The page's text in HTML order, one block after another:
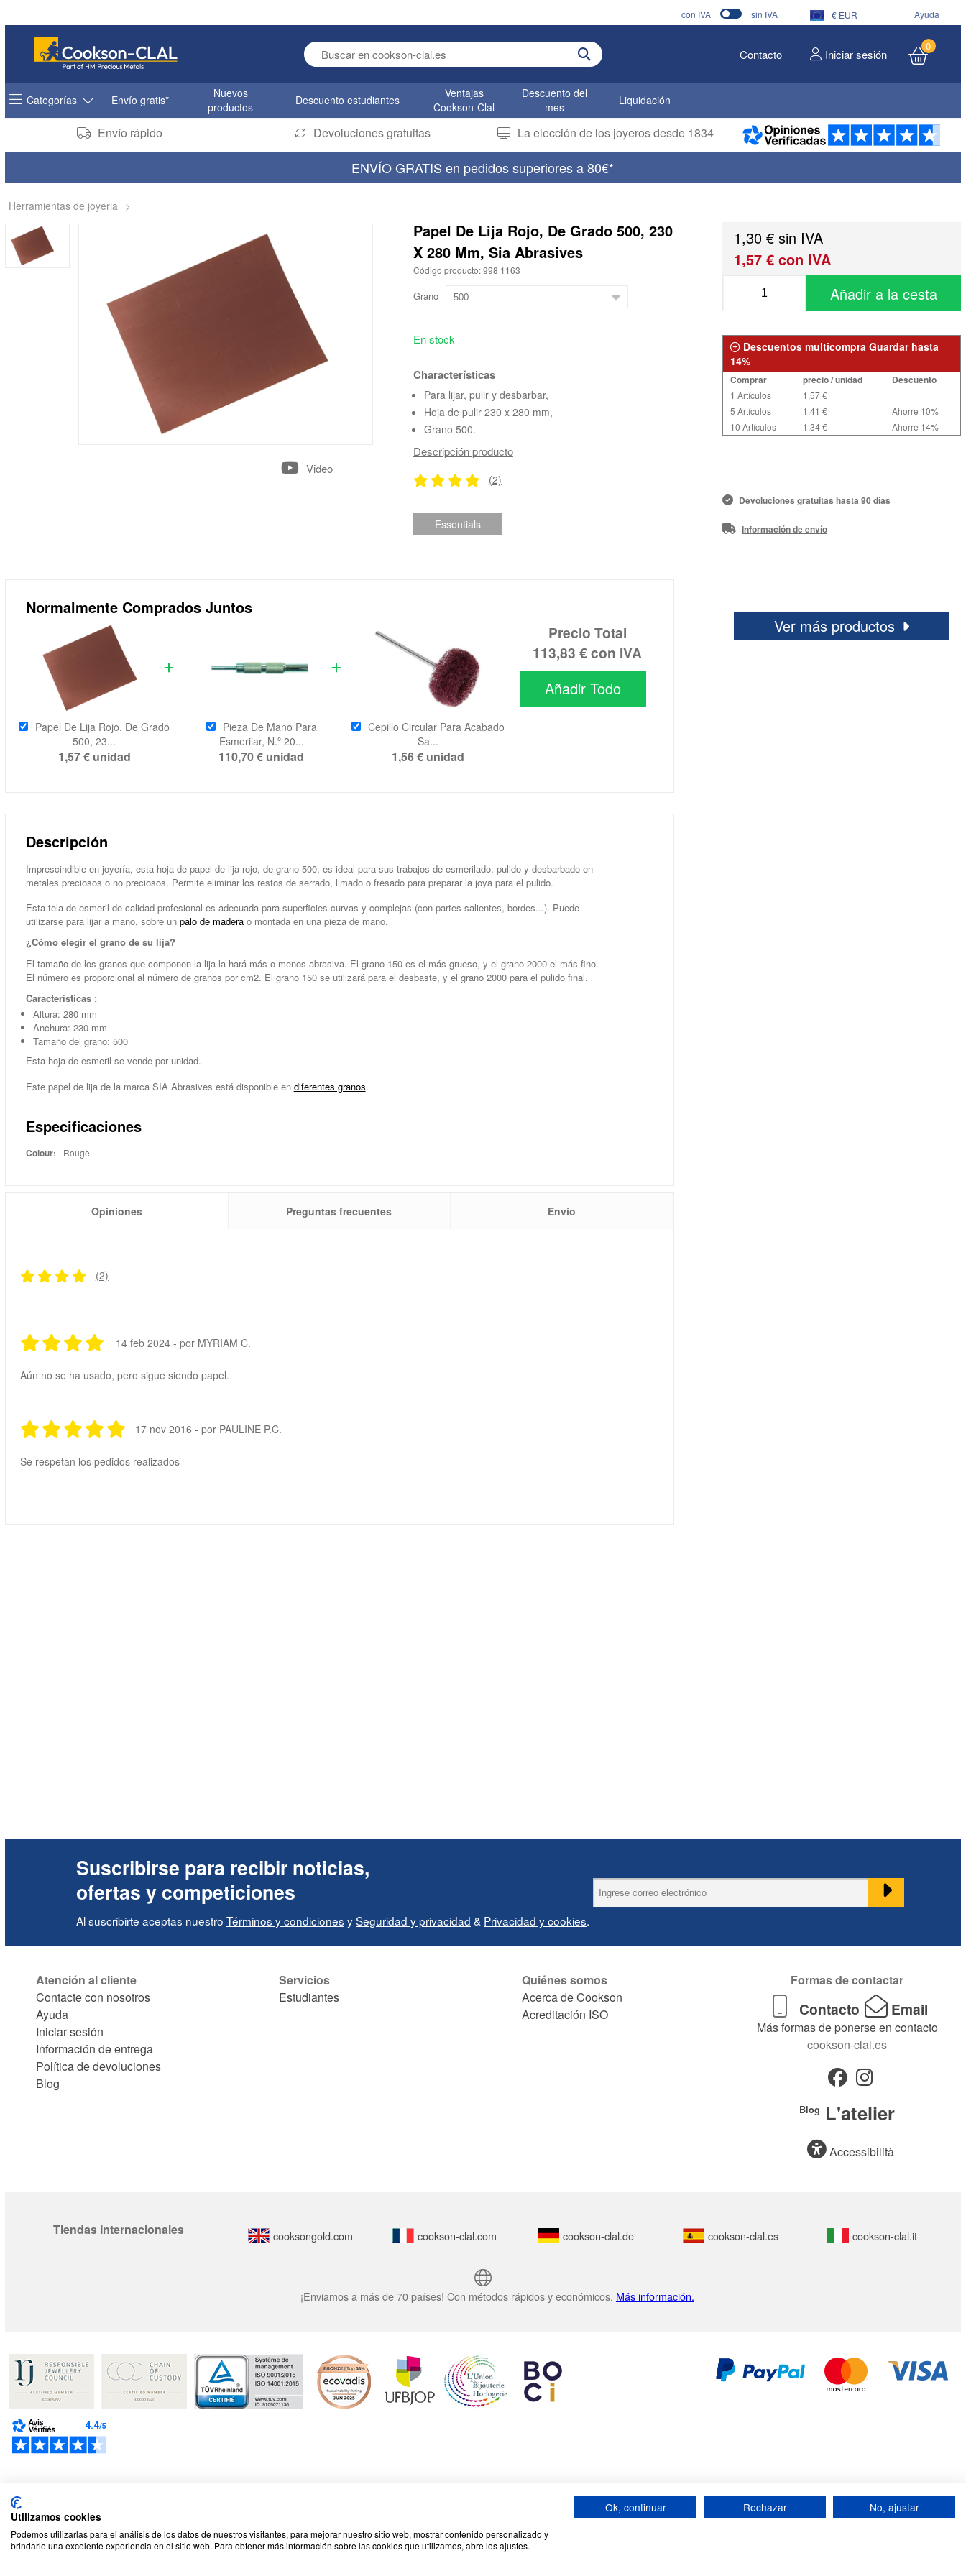
con IVA sin IVA € EUR Ayuda
Enter search term Contacto Iniciar sesión
0
Categorías Envío gratis*
Nuevos
productos
Descuento estudiantes
Ventajas
Cookson-Clal
Descuento del
mes
Liquidación
Envío rápido Devoluciones gratuitas La elección de los joyeros desde 1834
ENVÍO GRATIS en pedidos superiores a 80€*
Herramientas de joyeria >
Video
Papel De Lija Rojo, De Grado 500, 230
X 280 Mm, Sia Abrasives
Código producto: 998 1163
Grano
En stock
Characterísticas
Para lijar, pulir y desbarbar,
Hoja de pulir 230 x 280 mm,
Grano 500.
Descripción producto
(2)
Essentials
1,30 € sin IVA
1,57 € con IVA
Añadir a la cesta
Descuentos multicompra Guardar hasta
14%
Comprar precio / unidad Descuento
1 Artículos
1,57 €
5 Artículos
1,41 €
Ahorre 10%
10 Artículos
1,34 € Ahorre 14%
Devoluciones gratuitas hasta 90 días
Información de envío
Ver más productos
Normalmente Comprados Juntos
Papel De Lija Rojo, De Grado
500, 23...
1,57 € unidad
Pieza De Mano Para
Esmerilar, N.º 20...
110,70 € unidad
Cepillo Circular Para Acabado
Sa...
1,56 € unidad
Precio Total
113,83 €con IVA
Añadir Todo
Descripción
Imprescindible en joyería, esta hoja de papel de lija rojo, de grano 500, es ideal para sus trabajos de esmerilado, pulido y desbarbado en
metales preciosos o no preciosos. Permite eliminar los restos de serrado, limado o fresado para preparar la joya para el pulido.
Esta tela de esmeril de calidad profesional es adecuada para superficies curvas y complejas (con partes salientes, bordes...). Puede
utilizarse para lijar a mano, sobre un palo de maderao montada en una pieza de mano.
¿Cómo elegir el grano de su lija?
El tamaño de los granos que componen la lija la hará más o menos abrasiva. El grano 150 es el más grueso, y el grano 2000 el más fino.
El número es proporcional al número de granos por cm2. El grano 150 se utilizará para el desbaste, y el grano 2000 para el pulido final.
Características :
Altura: 280 mm
Anchura: 230 mm
Tamaño del grano: 500
Esta hoja de esmeril se vende por unidad.
Este papel de lija de la marca SIA Abrasives está disponible en diferentes granos.
Especificaciones
Colour: Rouge
Opiniones Preguntas frecuentes Envío
(2)
14 feb 2024 - por MYRIAM C.
Aún no se ha usado, pero sigue siendo papel.
17 nov 2016 - por PAULINE P.C.
Se respetan los pedidos realizados
Suscribirse para recibir noticias,
ofertas y competiciones
Al suscribirte aceptas nuestro Términos y condiciones ySeguridad y privacidad & Privacidad y cookies.
Formas de contactar
Contacto Email
Más formas de ponerse en contacto
cookson-clal.es
Blog L'atelier
Accessibilità
Atención al cliente
Contacte con nosotros
Ayuda
Iniciar sesión
Información de entrega
Política de devoluciones
Blog
Servicios
Estudiantes
Quiénes somos
Acerca de Cookson
Acreditación ISO
Tiendas Internacionales cooksongold.com cookson-clal.com cookson-clal.de cookson-clal.es cookson-clal.it
¡Enviamos a más de 70 países! Con métodos rápidos y económicos. Más información.
Términos y condiciones Mapa del sitio
© 2026 Cookson CLAL. Sede social : 5 Chemin du plateau, 69570 Dardilly, Francia. SA con un capital de 7 413 696,12 € - RCS Lyon B 412 399 792 - Número de IVA intracomunitario: 84412399792.
Código APE : 4648Z
Utilizamos cookies
Podemos utilizarlas para el análisis de los datos de nuestros visitantes, para mejorar nuestro sitio web, mostrar contenido personalizado y
brindarle una excelente experiencia en el sitio web. Para obtener más información sobre las cookies que utilizamos, abre los ajustes.
Ok, continuar Rechazar No, ajustar